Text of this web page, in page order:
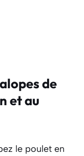
de
et au
le poulet en